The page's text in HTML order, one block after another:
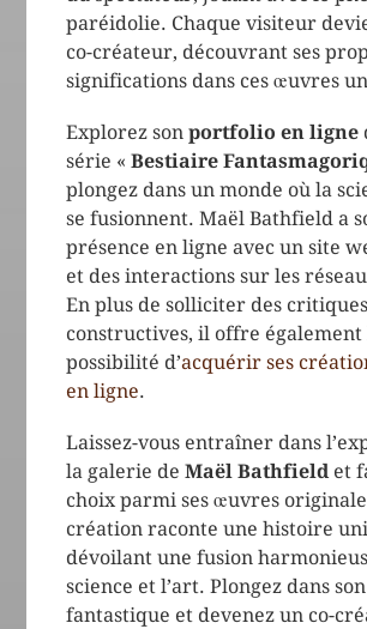
paréidolie. Chaque visiteur
co-créateur, découvrant ses
significations dans ces œuvres
Explorez son portfolio en ligne
série « Bestiaire
plongez dans un monde où la
se fusionnent. Maël Bathfield a
présence en ligne avec un site
et des interactions sur les
En plus de solliciter des critiques
constructives, il offre également
possibilité d’acquérir ses
en ligne.
Laissez-vous entraîner dans
la galerie de Maël Bathfieldet
choix parmi ses œuvres
création raconte une histoire
dévoilant une fusion
science et l’art. Plongez dans
fantastique et devenez un co-